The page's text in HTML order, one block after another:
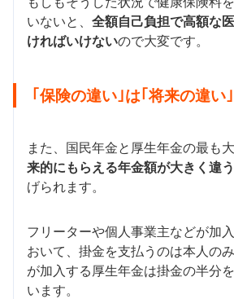
いないと、 全額自己負担で高額な
ければいけないので大変です。
｢保険の違い｣は｢将来の違い｣
また、国民年金と厚生年金の最も
来的にもらえる年金額が大きく違う
げられます。
フリーターや個人事業主などが加
おいて、掛金を支払うのは本人の
が加入する厚生年金は掛金の半分
います。